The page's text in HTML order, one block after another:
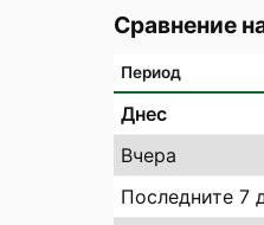
Сравнение
Период
Днес
Вчера
Последните 7